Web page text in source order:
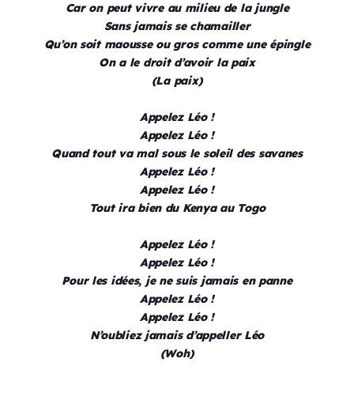
Car on peut vivre au milieu de la jungle
Sans jamais se chamailler
Qu’on soit maousse ou gros comme une épingle
On a le droit d’avoir la paix
(La paix)
Appelez Léo !
Appelez Léo !
Quand tout va mal sous le soleil des savanes
Appelez Léo !
Appelez Léo !
Tout ira bien du Kenya au Togo
Appelez Léo !
Appelez Léo !
Pour les idées, je ne suis jamais en panne
Appelez Léo !
Appelez Léo !
N’oubliez jamais d’appeller Léo
(Woh)